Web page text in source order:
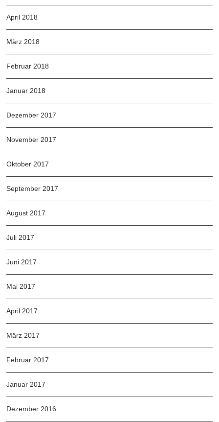
April 2018
März 2018
Februar 2018
Januar 2018
Dezember 2017
November 2017
Oktober 2017
September 2017
August 2017
Juli 2017
Juni 2017
Mai 2017
April 2017
März 2017
Februar 2017
Januar 2017
Dezember 2016